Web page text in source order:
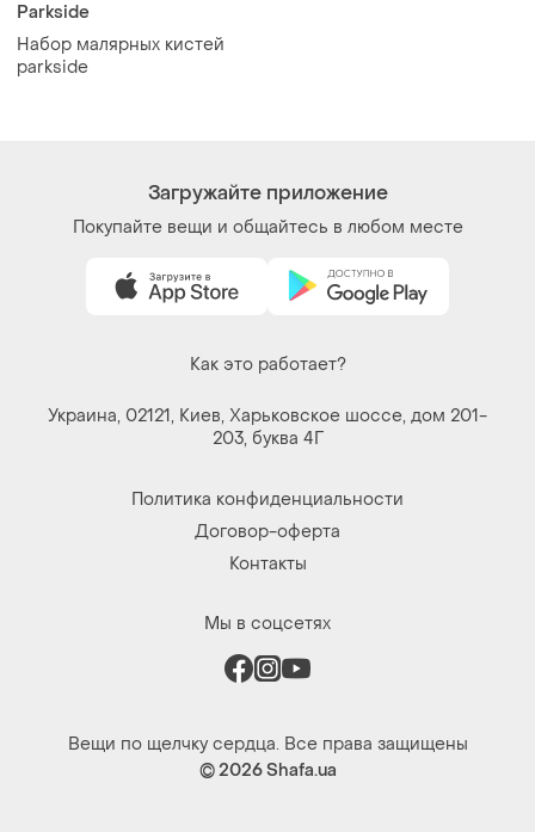
Parkside
Набор малярных кистей
parkside
Загружайте приложение
Покупайте вещи и общайтесь в любом месте
Как это работает?
Украина, 02121, Киев, Харьковское шоссе, дом 201-
203, буква 4Г
Политика конфиденциальности
Договор-оферта
Контакты
Мы в соцсетях
Вещи по щелчку сердца. Все права защищены
© 2026Shafa.ua